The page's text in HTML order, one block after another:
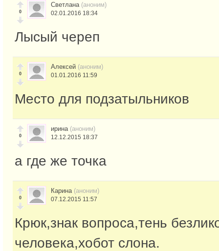
0
Светлана (аноним)
02.01.2016 18:34
Лысый череп
0
Алексей (аноним)
01.01.2016 11:59
Место для подзатыльников
0
ирина (аноним)
12.12.2015 18:37
а где же точка
0
Карина (аноним)
07.12.2015 11:57
Крюк,знак вопроса,тень
человека,хобот слона.